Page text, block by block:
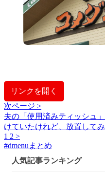
リンクを開く
次ページ >
夫の「使用済みティッシュ
けていたけれど、放置して
1 2 >
#dmenuまとめ
人気記事ランキング